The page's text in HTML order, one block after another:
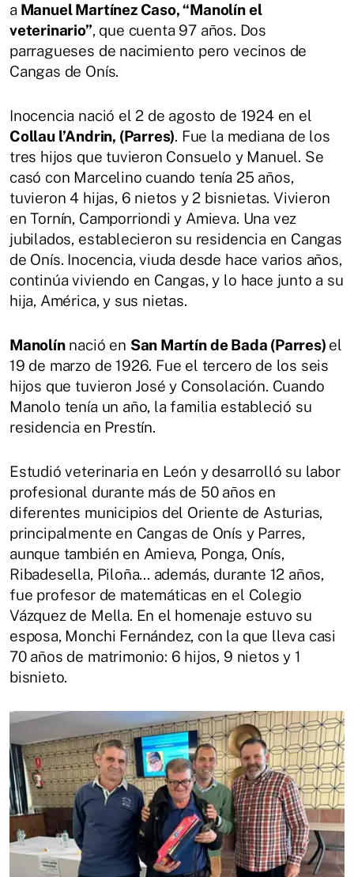
a Manuel Martínez Caso, “Manolín el
veterinario”, que cuenta 97 años. Dos
parragueses de nacimiento pero vecinos de
Cangas de Onís.
Inocencia nació el 2 de agosto de 1924 en el
Collau l’Andrin, (Parres). Fue la mediana de los
tres hijos que tuvieron Consuelo y Manuel. Se
casó con Marcelino cuando tenía 25 años,
tuvieron 4 hijas, 6 nietos y 2 bisnietas. Vivieron
en Tornín, Camporriondi y Amieva. Una vez
jubilados, establecieron su residencia en Cangas
de Onís. Inocencia, viuda desde hace varios años,
continúa viviendo en Cangas, y lo hace junto a su
hija, América, y sus nietas.
Manolínnació en San Martín de Bada (Parres) el
19 de marzo de 1926. Fue el tercero de los seis
hijos que tuvieron José y Consolación. Cuando
Manolo tenía un año, la familia estableció su
residencia en Prestín.
Estudió veterinaria en León y desarrolló su labor
profesional durante más de 50 años en
diferentes municipios del Oriente de Asturias,
principalmente en Cangas de Onís y Parres,
aunque también en Amieva, Ponga, Onís,
Ribadesella, Piloña... además, durante 12 años,
fue profesor de matemáticas en el Colegio
Vázquez de Mella. En el homenaje estuvo su
esposa, Monchi Fernández, con la que lleva casi
70 años de matrimonio: 6 hijos, 9 nietos y 1
bisnieto.